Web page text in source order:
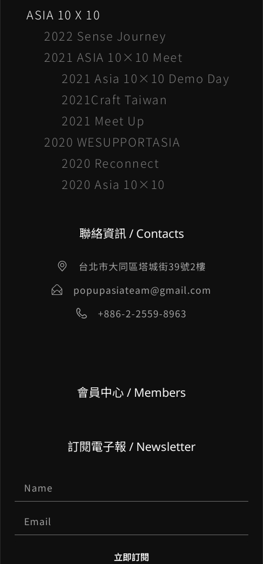
ASIA 10 X 10
2022 Sense Journey
2021 ASIA 10×10 Meet
2021 Asia 10×10 Demo Day
2021Craft Taiwan
2021 Meet Up
2020 WESUPPORTASIA
2020 Reconnect
2020 Asia 10×10
聯絡資訊 / Contacts
台北市大同區塔城街39號2樓
popupasiateam@gmail.com
+886-2-2559-8963
會員中心 / Members
訂閱電子報 / Newsletter
立即訂閱